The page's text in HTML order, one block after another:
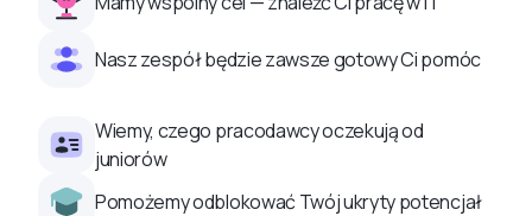
Nasz zespół będzie zawsze gotowy Ci pomóc
Wiemy, czego pracodawcy oczekują od
juniorów
Pomożemy odblokować Twój ukryty potencjał